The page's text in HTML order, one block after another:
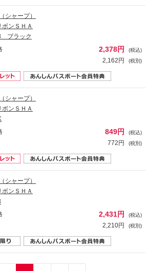
シャープ）
ボンＳＨＡ
ブラック
2,378円 (税込)
2,162円 (税別)
シャープ）
ボンＳＨＡ
849円 (税込)
772円 (税別)
シャープ）
ボンＳＨＡ
2,431円 (税込)
2,210円 (税別)